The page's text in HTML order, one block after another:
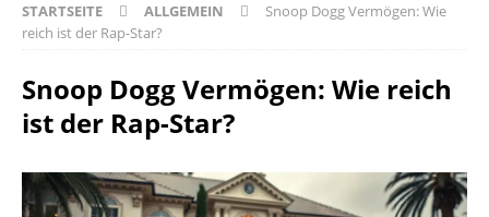
STARTSEITE ALLGEMEIN
Snoop Dogg Vermögen: Wie
reich ist der Rap-Star?
Snoop Dogg Vermögen: Wie reich
ist der Rap-Star?